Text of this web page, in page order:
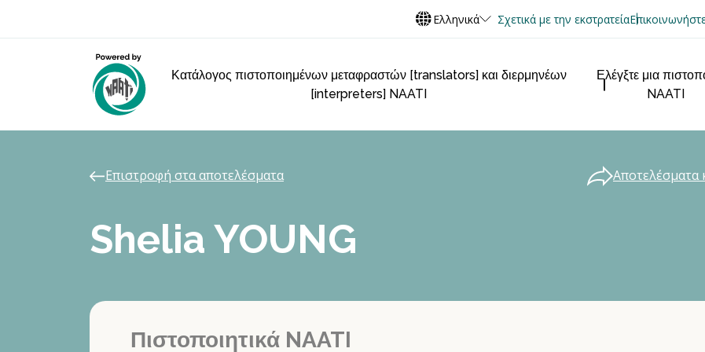
Ελληνικά Σχετικά με την εκστρατεία
Κατάλογος πιστοποιημένων μεταφραστών [translators] και διερμηνέων
[interpreters] NAATI
Ελέγξτε μια
NAATI
Επιστροφή στα αποτελέσματα Αποτελέσματα
Shelia YOUNG
Πιστοποιητικά NAATI